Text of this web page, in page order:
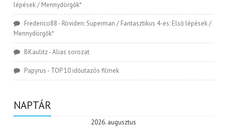
lépések / Mennydörgők*
Frederico88 - Röviden: Superman / Fantasztikus 4-es: Első lépések /
Mennydörgők*
BKaulitz-Alias sorozat
Papyrus - TOP 10 időutazós filmek
NAPTÁR
2026. augusztus